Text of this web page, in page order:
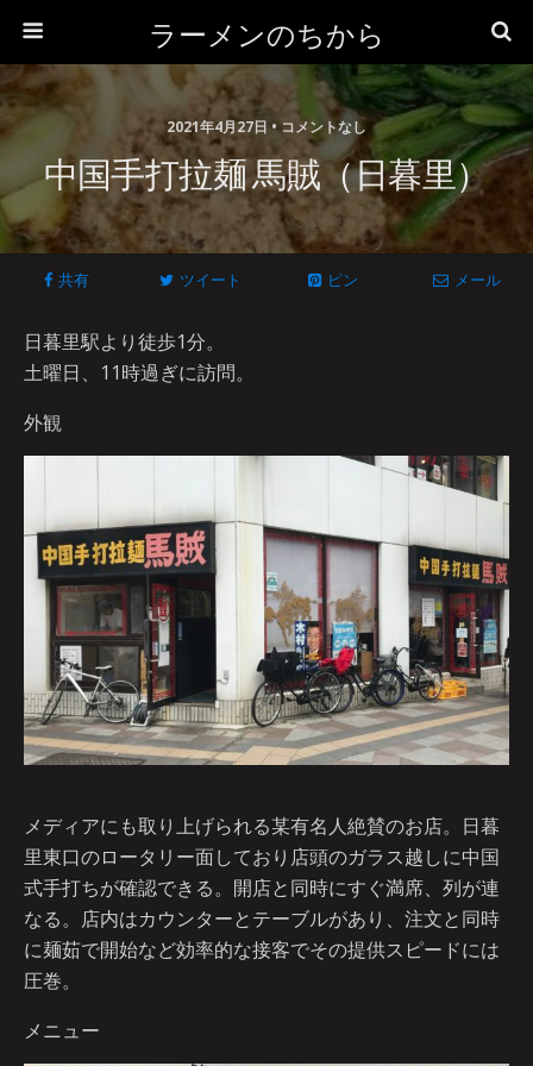
ラーメンのちから
2021年4月27日 • コメントなし
中国手打拉麺 馬賊（日暮里）
共有 ツイート ピン メール
日暮里駅より徒歩1分。
土曜日、11時過ぎに訪問。
外観
メディアにも取り上げられる某有名人絶賛のお店。日暮
里東口のロータリー面しており店頭のガラス越しに中国
式手打ちが確認できる。開店と同時にすぐ満席、列が連
なる。店内はカウンターとテーブルがあり、注文と同時
に麺茹で開始など効率的な接客でその提供スピードには
圧巻。
メニュー